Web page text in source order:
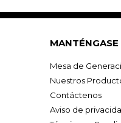
Mesa de
Nuestros
Contáctenos
Aviso de